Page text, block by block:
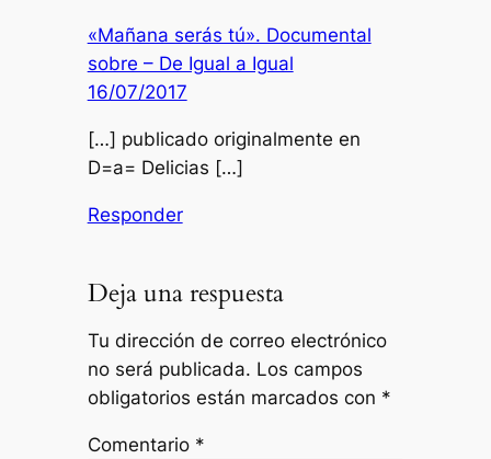
«Mañana serás tú». Documental
sobre – De Igual a Igual
16/07/2017
[…] publicado originalmente en
D=a= Delicias […]
Responder
Deja una respuesta
Tu dirección de correo electrónico
no será publicada. Los campos
obligatorios están marcados con *
Comentario *